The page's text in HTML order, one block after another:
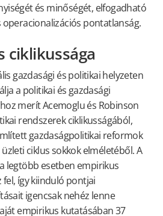
és minőségét, elfogadható
pontatlanság.
ciklikussága
gazdasági és politikai helyzeten
a politikai és gazdasági
merít Acemoglu és Robinson
rendszerek ciklikusságából,
gazdaságpolitikai reformok
ciklus sokkok elméletéből. A
legtöbb esetben empirikus
így kiinduló pontjai
igencsak nehéz lenne
empirikus kutatásában 37